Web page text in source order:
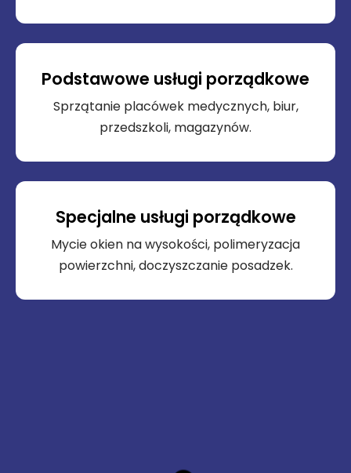
Podstawowe usługi porządkowe
Sprzątanie placówek medycznych, biur,
przedszkoli, magazynów.
Specjalne usługi porządkowe
Mycie okien na wysokości, polimeryzacja
powierzchni, doczyszczanie posadzek.